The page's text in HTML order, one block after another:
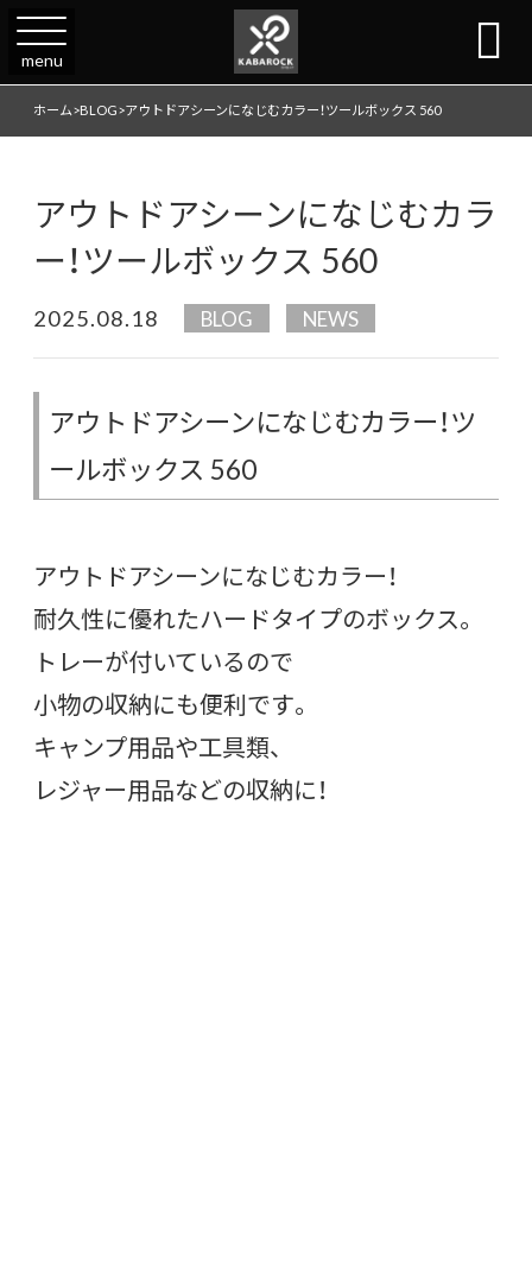
menu 
ホーム>BLOG>アウトドアシーンになじむカラー！ツールボックス 560
アウトドアシーンになじむカラ
ー！ツールボックス 560
2025.08.18 BLOG NEWS
アウトドアシーンになじむカラー！ツ
ールボックス 560
アウトドアシーンになじむカラー！
耐久性に優れたハードタイプのボックス。
トレーが付いているので
小物の収納にも便利です。
キャンプ用品や工具類、
レジャー用品などの収納に！